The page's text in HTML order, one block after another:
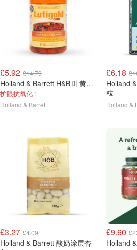
£5.92 £14.79
Holland & Barrett H&B 叶黄素胶囊 100粒
护眼抗氧化！
Holland & Barrett
£6.18
Holland &
粒
Holland &
£3.27 £4.09
Holland & Barrett 酸奶涂层杏
£9.60